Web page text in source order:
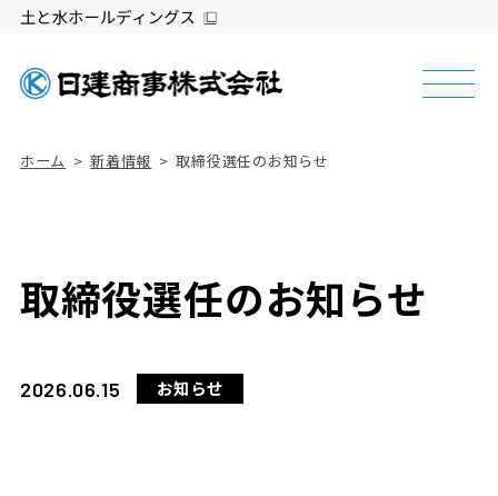
ホーム 新着情報 取締役選任のお知らせ
取締役選任のお知らせ
2026.06.15 お知らせ